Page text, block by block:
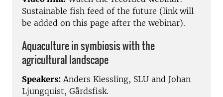
Sustainable fish feed of the future (link will
be added on this page after the webinar).
Aquaculture in symbiosis with the
agricultural landscape
Speakers: Anders Kiessling, SLU and Johan
Ljungquist, Gårdsfisk.